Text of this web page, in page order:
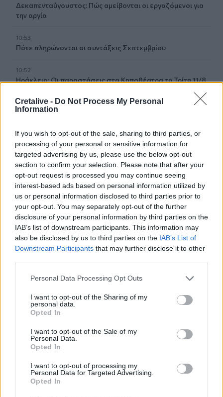
Cretalive - Do Not Process My Personal
Information
If you wish to opt-out of the sale, sharing to third parties, or
processing of your personal or sensitive information for
targeted advertising by us, please use the below opt-out
section to confirm your selection. Please note that after your
opt-out request is processed you may continue seeing
interest-based ads based on personal information utilized by
us or personal information disclosed to third parties prior to
your opt-out. You may separately opt-out of the further
disclosure of your personal information by third parties on the
IAB’s list of downstream participants. This information may
also be disclosed by us to third parties on the IAB’s List of
Downstream Participants that may further disclose it to other
Personal Data Processing Opt Outs
I want to opt-out of the Sharing of my
personal data.
Opted In
I want to opt-out of the Sale of my
Personal Data.
Opted In
I want to opt-out of processing my
Personal Data for Targeted Advertising.
Opted In
Δεκαπενταύγουστος: Πώς αμείβονται οι εργαζόμενοι για
την αργία
10:53
Πότε πληρώνονται οι συντάξεις Σεπτεμβρίου
10:52
Ηράκλειο: Οι παραστάσεις στα Κηποθέατρα τη Τρίτη 11/8
10:47
Συναγερμός της Τροχαίας για τους «ραλίστες» οδηγούς
10:40
Ηλικιωμένη ανασύρθηκε νεκρή από τη θάλασσα στην
Κατερίνη
10:33
«Σαλπάρουμε για Γυμνάσιο!» από το ΚΕΣΑΝ Ηρακλείου
10:32
Κατερίνα Παπουτσάκη: Η καλοκαιρινή «πασαρέλα» με
μαγιό και τα αποθεωτικά σχόλια
10:31
παρακολουθούσε με GPS
10:30
ΒΟΑΚ: Σεπτέμβριο η παράδοση των 10,2 χλμ του
10:23
εκβιασμούς - Δεν ήταν όλοι καλοπροαίρετοι»